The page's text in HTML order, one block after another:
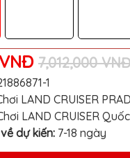
7,012,000 VNĐ
1
LAND CRUISER
LAND CRUISER
dự kiến: 7-18 ngày